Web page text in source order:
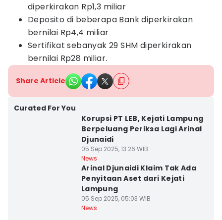
diperkirakan Rp1,3 miliar
Deposito di beberapa Bank diperkirakan
bernilai Rp4,4 miliar
Sertifikat sebanyak 29 SHM diperkirakan
bernilai Rp28 miliar.
Share Article
Curated For You
Korupsi PT LEB, Kejati Lampung
Berpeluang Periksa Lagi Arinal
Djunaidi
05 Sep 2025, 13:26 WIB
News
Arinal Djunaidi Klaim Tak Ada
Penyitaan Aset dari Kejati
Lampung
05 Sep 2025, 05:03 WIB
News